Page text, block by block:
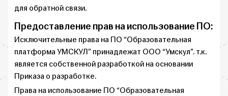
для обратной связи.
Предоставление прав на использование ПО:
Исключительные права на ПО “Образовательная
платформа УМСКУЛ” принадлежат ООО “Умскул”. т.к.
является собственной разработкой на основании
Приказа о разработке.
Права на использование ПО “Образовательная